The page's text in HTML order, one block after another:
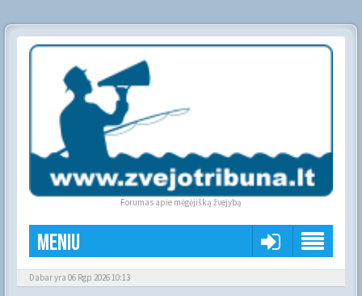
Forumas apie mėgėjišką žvejybą
Meniu
Dabar yra 06 Rgp 2026 10:13